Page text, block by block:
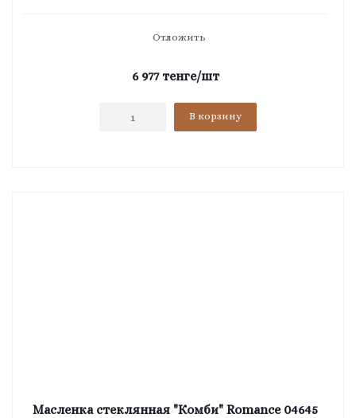
Отложить
6 977тенге/шт
В корзину
Масленка стеклянная "Комби" Romance 04645